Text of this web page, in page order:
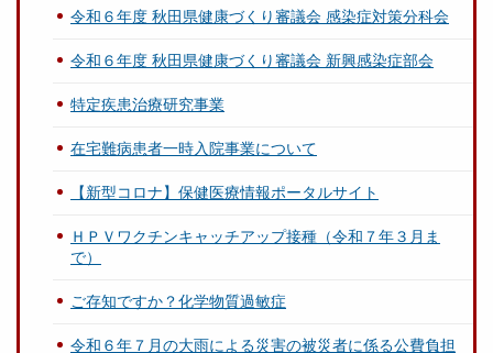
令和６年度 秋田県健康づくり審議会 感染症対策分科会
令和６年度 秋田県健康づくり審議会 新興感染症部会
特定疾患治療研究事業
在宅難病患者一時入院事業について
【新型コロナ】保健医療情報ポータルサイト
ＨＰＶワクチンキャッチアップ接種（令和７年３月ま
で）
ご存知ですか？化学物質過敏症
令和６年７月の大雨による災害の被災者に係る公費負担